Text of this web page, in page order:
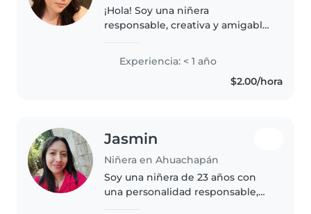
¡Hola! Soy una niñera
responsable, creativa y amigable
disfruto de actividades como
dibujar, música y juegos. Estoy
Experiencia: < 1 año
$2.00/hora
Jasmin
Niñera en Ahuachapán
Soy una niñera de 23 años con
una personalidad responsable,